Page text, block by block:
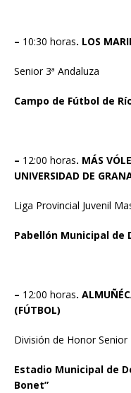
– 10:30 horas. LOS
Senior 3ª Andaluza
Campo de Fútbol de
– 12:00 horas. MÁS
UNIVERSIDAD DE
Liga Provincial Juvenil
Pabellón Municipal de
– 12:00 horas.
(FÚTBOL)
División de Honor Senior
Estadio Municipal de
Bonet”